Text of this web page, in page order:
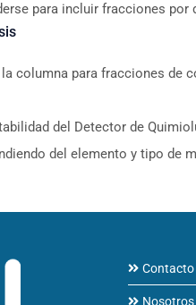
para incluir fracciones por
columna para fracciones de
del Detector de
del elemento y tipo de
Contacto
Nosotros